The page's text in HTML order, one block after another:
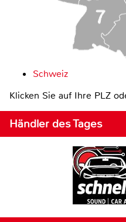
Schweiz
Klicken Sie auf Ihre PLZ
Händler des Tages